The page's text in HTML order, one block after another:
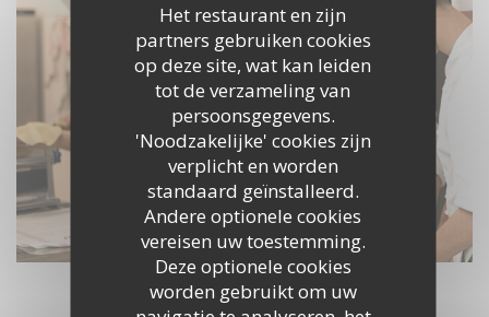
Het restaurant en zijn
partners gebruiken cookies
op deze site, wat kan leiden
tot de verzameling van
persoonsgegevens.
'Noodzakelijke' cookies zijn
verplicht en worden
standaard geïnstalleerd.
Andere optionele cookies
vereisen uw toestemming.
Deze optionele cookies
worden gebruikt om uw